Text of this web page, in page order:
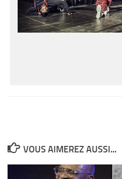
VOUS AIMEREZ AUSSI...